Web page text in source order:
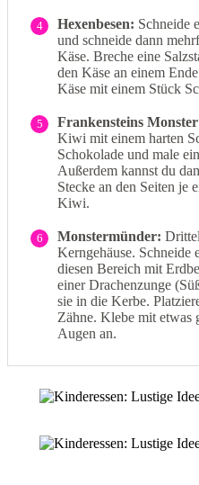
4 Hexenbesen: Schneide
und schneide dann
Käse. Breche eine
den Käse an einem
Käse mit einem Stück
5 Frankensteins
Kiwi mit einem harten
Schokolade und male
Außerdem kannst du
Stecke an den Seiten je
Kiwi.
6 Monstermünder:
Kerngehäuse. Schneide
diesen Bereich mit
einer Drachenzunge
sie in die Kerbe.
Zähne. Klebe mit etwas
Augen an.